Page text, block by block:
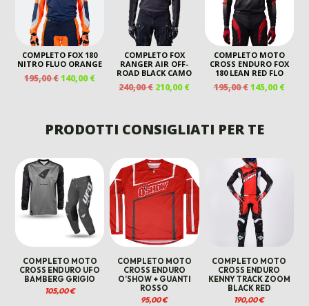
COMPLETO FOX 180
NITRO FLUO ORANGE
195,00€IL
195,00 €.
140,00€IL
PREZZO
140,00 €.
COMPLETO FOX
RANGER AIR OFF-
ROAD BLACK CAMO
240,00€ IL
ERA:
240,00 €.
210,00€IL
È:
210,00 €.
COMPLETO MOTO
CROSS ENDURO FOX
180 LEAN RED FLO
195,00€ IL
ERA:
195,00 €.
145,00€IL
PRODOTTI CONSIGLIATI PER TE
COMPLETO MOTO
CROSS ENDURO UFO
BAMBERG GRIGIO
105,00€
COMPLETO MOTO
CROSS ENDURO
O’SHOW + GUANTI
ROSSO
95,00€
COMPLETO MOTO
CROSS ENDURO
KENNY TRACK ZOOM
BLACK RED
190,00€